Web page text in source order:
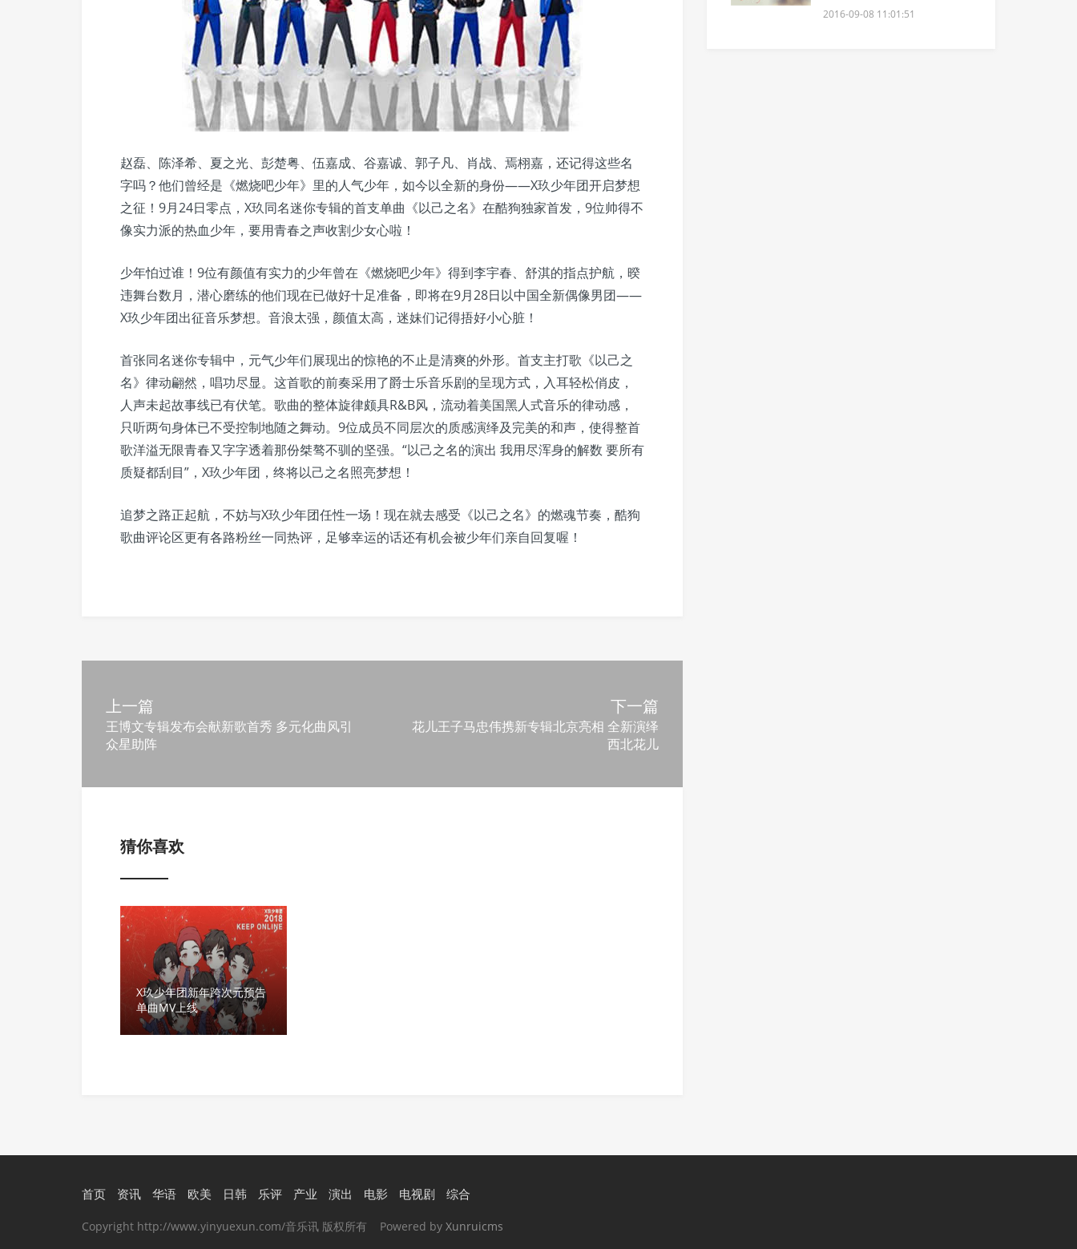
赵磊、陈泽希、夏之光、彭楚粤、伍嘉成、谷嘉诚、郭子凡、肖战、焉栩嘉，还记得这些名
字吗？他们曾经是《燃烧吧少年》里的人气少年，如今以全新的身份——X玖少年团开启梦想
之征！9月24日零点，X玖同名迷你专辑的首支单曲《以己之名》在酷狗独家首发，9位帅得不
像实力派的热血少年，要用青春之声收割少女心啦！
少年怕过谁！9位有颜值有实力的少年曾在《燃烧吧少年》得到李宇春、舒淇的指点护航，暌
违舞台数月，潜心磨练的他们现在已做好十足准备，即将在9月28日以中国全新偶像男团——
X玖少年团出征音乐梦想。音浪太强，颜值太高，迷妹们记得捂好小心脏！
首张同名迷你专辑中，元气少年们展现出的惊艳的不止是清爽的外形。首支主打歌《以己之
名》律动翩然，唱功尽显。这首歌的前奏采用了爵士乐音乐剧的呈现方式，入耳轻松俏皮，
人声未起故事线已有伏笔。歌曲的整体旋律颇具R&B风，流动着美国黑人式音乐的律动感，
只听两句身体已不受控制地随之舞动。9位成员不同层次的质感演绎及完美的和声，使得整首
歌洋溢无限青春又字字透着那份桀骜不驯的坚强。“以己之名的演出 我用尽浑身的解数 要所有
质疑都刮目”，X玖少年团，终将以己之名照亮梦想！
追梦之路正起航，不妨与X玖少年团任性一场！现在就去感受《以己之名》的燃魂节奏，酷狗
歌曲评论区更有各路粉丝一同热评，足够幸运的话还有机会被少年们亲自回复喔！
上一篇
王博文专辑发布会献新歌首秀 多元化曲风引
众星助阵
下一篇
花儿王子马忠伟携新专辑北京亮相 全新演绎
西北花儿
猜你喜欢
X玖少年团新年跨次元预告
单曲MV上线
2016-09-08 11:01:51
首页 资讯 华语 欧美 日韩 乐评 产业 演出 电影 电视剧 综合
Copyright http://www.yinyuexun.com/音乐讯 版权所有 Powered by Xunruicms